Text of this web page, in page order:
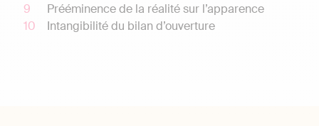
Prééminence de la réalité sur l’apparence
Intangibilité du bilan d’ouverture